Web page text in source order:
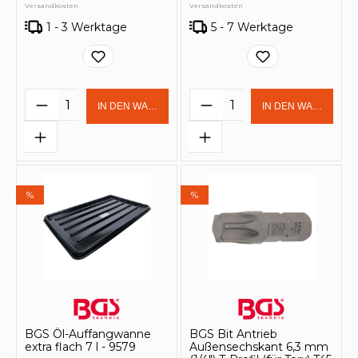
Versandkosten
1 - 3 Werktage
Produkt Anzahl: Gib den
IN DEN WARENKORB
Versandkosten
5 - 7 Werktage
Produkt Anzahl:
IN DEN
%
BGS Öl-Auffangwanne
extra flach 7 l - 9579
%
BGS Bit Antrieb
Außensechskant 6,3 mm